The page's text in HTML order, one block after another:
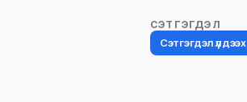
СЭТГЭГДЭЛ
Сэтгэгдэл үлдээх